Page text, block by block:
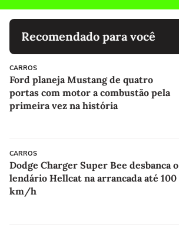
Recomendado para você
CARROS
Ford planeja Mustang de quatro
portas com motor a combustão pela
primeira vez na história
CARROS
Dodge Charger Super Bee desbanca o
lendário Hellcat na arrancada até 100
km/h